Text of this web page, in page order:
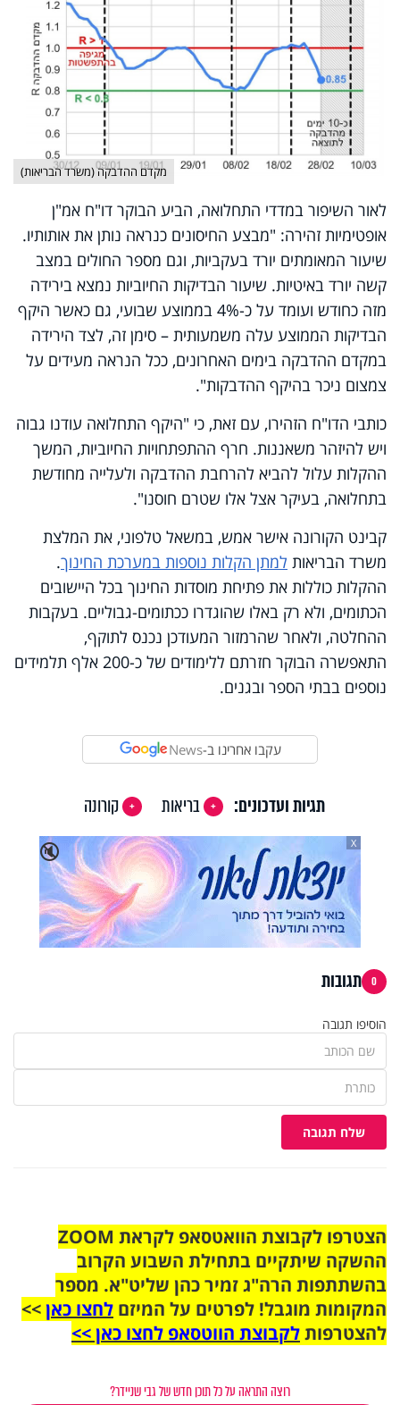
מקדם ההדבקה (משרד הבריאות)
לאור השיפור במדדי התחלואה, הביע הבוקר דו"ח אמ"ן
אופטימיות זהירה: "מבצע החיסונים כנראה נותן את אותותיו.
שיעור המאומתים יורד בעקביות, וגם מספר החולים במצב
קשה יורד באיטיות. שיעור הבדיקות החיוביות נמצא בירידה
מזה כחודש ועומד על כ-4% בממוצע שבועי, גם כאשר היקף
הבדיקות הממוצע עלה משמעותית – סימן זה, לצד הירידה
במקדם ההדבקה בימים האחרונים, ככל הנראה מעידים על
צמצום ניכר בהיקף ההדבקות".
כותבי הדו"ח הזהירו, עם זאת, כי "היקף התחלואה עודנו גבוה
ויש להיזהר משאננות. חרף ההתפתחויות החיוביות, המשך
ההקלות עלול להביא להרחבת ההדבקה ולעלייה מחודשת
בתחלואה, בעיקר אצל אלו שטרם חוסנו".
קבינט הקורונה אישר אמש, במשאל טלפוני, את המלצת
משרד הבריאות למתן הקלות נוספות במערכת החינוך.
ההקלות כוללות את פתיחת מוסדות החינוך בכל היישובים
הכתומים, ולא רק באלו שהוגדרו ככתומים-גבוליים. בעקבות
ההחלטה, ולאחר שהרמזור המעודכן נכנס לתוקף,
התאפשרה הבוקר חזרתם ללימודים של כ-200 אלף תלמידים
נוספים בבתי הספר ובגנים.
עקבו אחרינו ב-News
תגיות ועדכונים: בריאות
קורונה
🔇
X
0 תגובות
הוסיפו תגובה
שלח תגובה
הצטרפו לקבוצת הוואטסאפ לקראת ZOOM
ההשקה שיתקיים בתחילת השבוע הקרוב
בהשתתפות הרה"ג זמיר כהן שליט"א. מספר
המקומות מוגבל! לפרטים על המיזם לחצו כאן>>
להצטרפותלקבוצת הווטסאפ לחצו כאן >>
רוצה התראה על כל תוכן חדש של גבי שניידר?